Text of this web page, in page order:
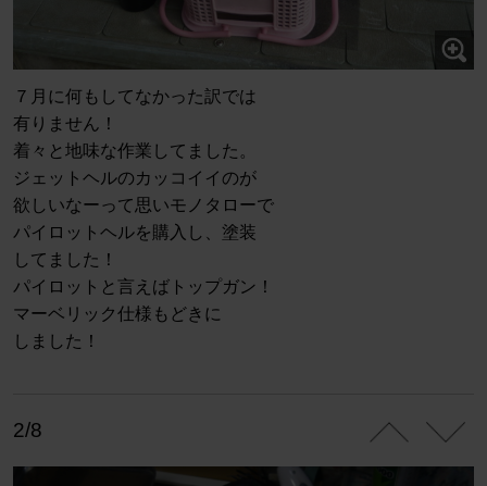
７月に何もしてなかった訳では
有りません！
着々と地味な作業してました。
ジェットヘルのカッコイイのが
欲しいなーって思いモノタローで
パイロットヘルを購入し、塗装
してました！
パイロットと言えばトップガン！
マーベリック仕様もどきに
しました！
2/8